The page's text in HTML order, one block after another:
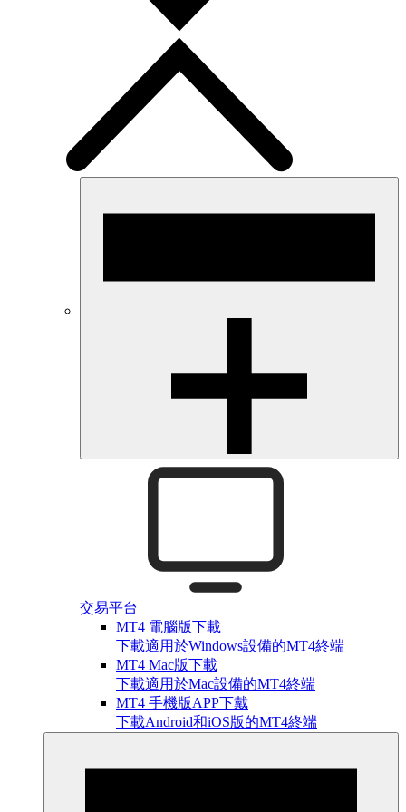
交易平台
MT4 電腦版下載
下載適用於Windows設備的MT4終端
MT4 Mac版下載
下載適用於Mac設備的MT4終端
MT4 手機版APP下戴
下載Android和iOS版的MT4終端